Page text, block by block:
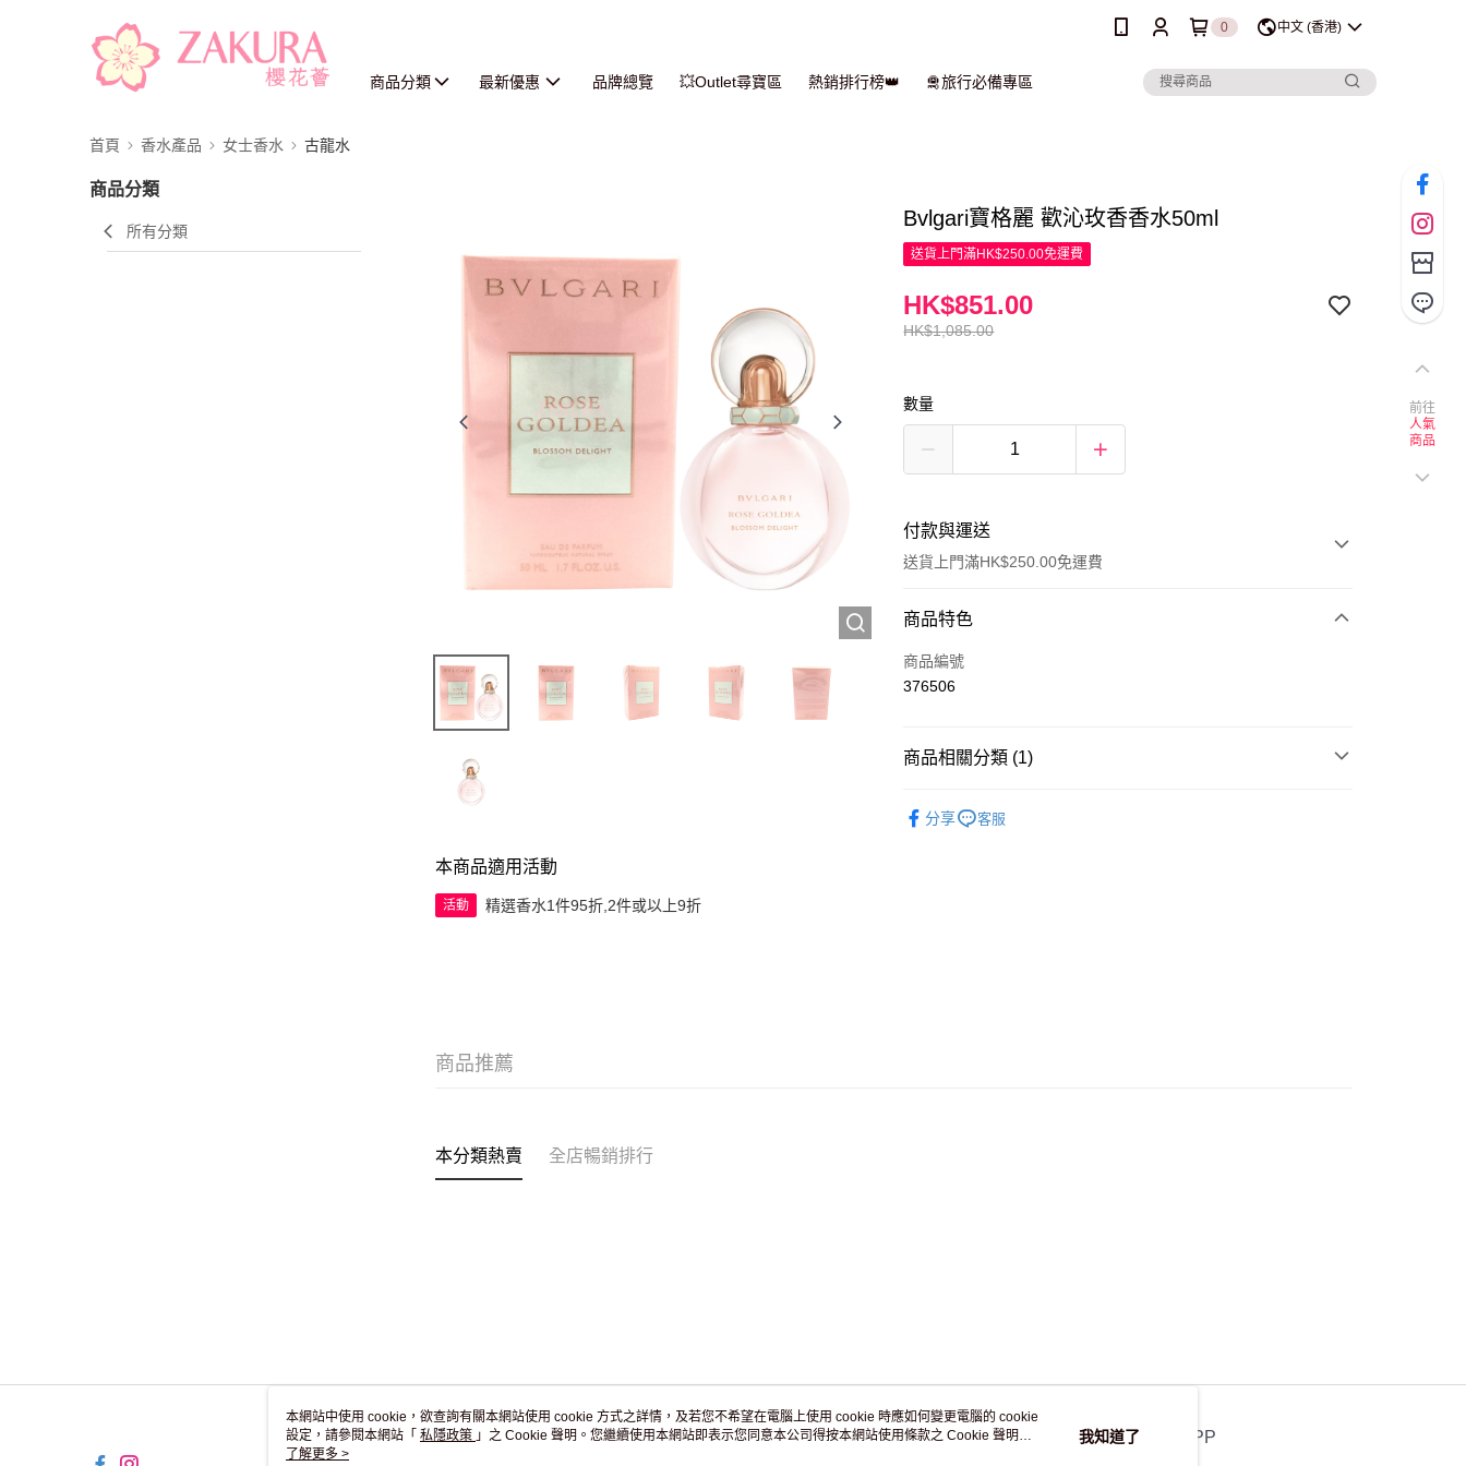
0 中文 (香港)
商品分類 最新優惠 品牌總覽 💥Outlet尋寶區 熱銷排行榜👑 🛅旅行必備專區
首頁 香水產品 女士香水 古龍水
商品分類
所有分類
本商品適用活動
活動 精選香水1件95折,2件或以上9折
Bvlgari寶格麗 歡沁玫香香水50ml
送貨上門滿HK$250.00免運費
HK$1,085.00
HK$851.00
數量
付款與運送
送貨上門滿HK$250.00免運費
付款方式
信用卡
商品特色
商品編號
376506
商品相關分類 (1)
分享
客服
商品推薦
本分類熱賣 全店暢銷排行
關於我們 客戶服務 官方APP
前往
人氣
商品
本網站中使用 cookie，欲查詢有關本網站使用 cookie 方式之詳情，及若您不希望在電腦上使用 cookie 時應如何變更電腦的 cookie
設定，請參閱本網站「 私隱政策 」之 Cookie 聲明。您繼續使用本網站即表示您同意本公司得按本網站使用條款之 Cookie 聲明使
用 cookie。
了解更多 >
我知道了